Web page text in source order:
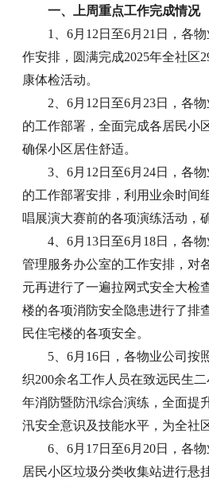
一、上周重点工作完成情况
1、6月12日至6月21日，各
作安排，圆满完成2025年全社区
康体检活动。
2、6月12日至6月23日，各
的工作部署，全面完成各居民小
确保小区居住舒适。
3、6月12日至6月24日，各
的工作部署安排，利用业余时间
唱展演大赛前的各项演练活动，
4、6月13日至6月18日，各
管理服务办公室的工作安排，对
元再进行了一遍拉网式安全大检
楼的各项消防安全隐患进行了排
民住宅楼的各项安全。
5、6月16日，各物业公司按
织200余名工作人员在致远民生
年消防暨防汛综合演练，全面提
汛安全意识及技能水平，为全社
6、6月17日至6月20日，各
居民小区垃圾分类收集站进行悬